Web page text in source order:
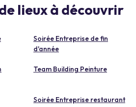
lieux à découvrir
Soirée Entreprise de fin
d'année
Team Building Peinture
Soirée Entreprise restaurant